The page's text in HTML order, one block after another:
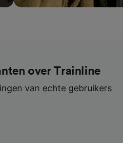
over Trainline
van echte gebruikers